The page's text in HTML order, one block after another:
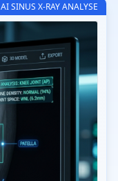
AI SINUS X-RAY ANALYSE
CT-Read Sinus AI v3.2